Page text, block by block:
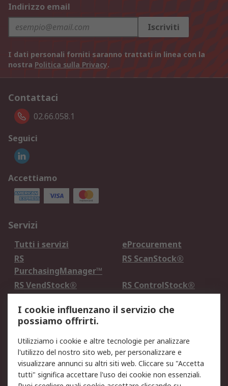
Indirizzo email
Iscriviti
I dati personali forniti saranno trattati in linea con la
nostra Politica sulla Privacy.
Contattaci
02.66.058.1
Seguici
Accettiamo
Servizi
Tutti i servizi
eProcurement
RS
PurchasingManager™
RS ScanStock®
RS VendStock®
RS ControlStock®
Legale
Informativa Cookie
Informativa Privacy -
Aggiornata
Email Security
Termini d'uso
I cookie influenzano il servizio che
possiamo offrirti.
Utilizziamo i cookie e altre tecnologie per analizzare
l'utilizzo del nostro sito web, per personalizzare e
visualizzare annunci su altri siti web. Cliccare su "Accetta
tutti" significa accettare l'uso dei cookie non essenziali.